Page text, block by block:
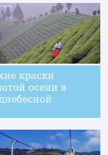
краски
осени в